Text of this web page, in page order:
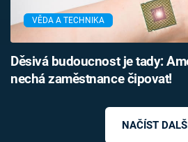
VĚDA A TECHNIKA
Děsivá budoucnost je tady:
nechá zaměstnance čipovat!
NAČÍST